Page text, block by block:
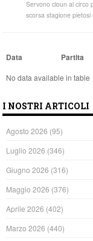
Servono cloun al circo
scorsa stagione pietosi
Data Partita
No data available in table
I NOSTRI ARTICOLI
Agosto 2026 (95)
Luglio 2026 (346)
Giugno 2026 (316)
Maggio 2026 (376)
Aprile 2026 (402)
Marzo 2026 (440)